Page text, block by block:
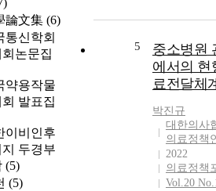
論文集 (6)
통신학회
논문집
약용작물
발표집
이비인후
두경부
(5)
(5)
5
중소병원
에서의 현
료전달체
박진규
대한의사
의료정책
2022
의료정책
Vol.20